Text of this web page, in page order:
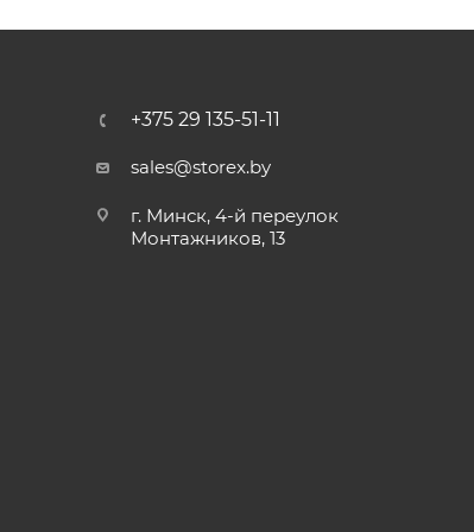
+375 29 135-51-11
sales@storex.by
г. Минск, 4-й переулок
Монтажников, 13